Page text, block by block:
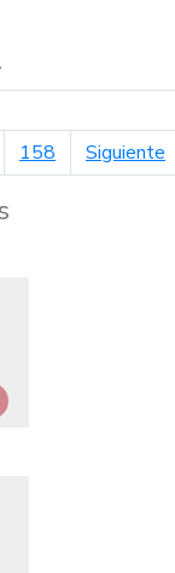
de búsqueda
158 Siguiente